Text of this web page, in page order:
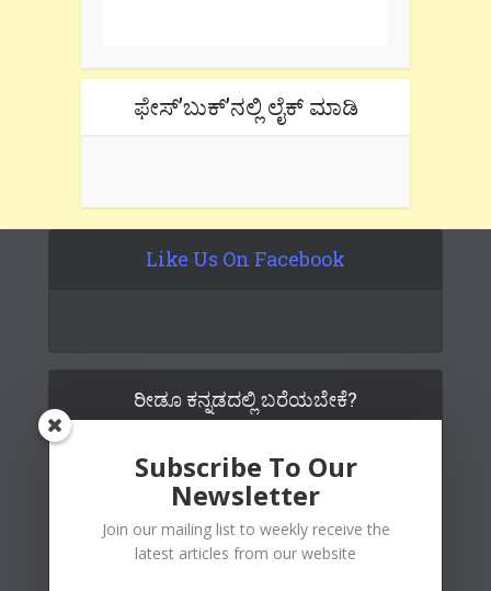
ಫೇಸ್’ಬುಕ್’ನಲ್ಲಿ ಲೈಕ್ ಮಾಡಿ
Like Us On Facebook
ರೀಡೂ ಕನ್ನಡದಲ್ಲಿ ಬರೆಯಬೇಕೆ?
Subscribe To Our
Newsletter
Join our mailing list to weekly receive the
latest articles from our website